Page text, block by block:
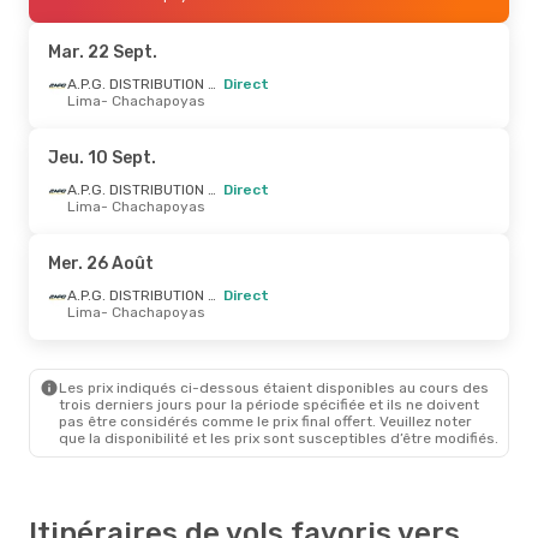
Chachapoyas- Lima
Mar. 22 Sept.
A.P.G. DISTRIBUTION SYSTEM Direct
Lima- Chachapoyas
Jeu. 10 Sept.
A.P.G. DISTRIBUTION SYSTEM Direct
Lima- Chachapoyas
Mer. 26 Août
A.P.G. DISTRIBUTION SYSTEM Direct
Lima- Chachapoyas
Les prix indiqués ci-dessous étaient disponibles au cours des
trois derniers jours pour la période spécifiée et ils ne doivent
pas être considérés comme le prix final offert. Veuillez noter
que la disponibilité et les prix sont susceptibles d’être modifiés.